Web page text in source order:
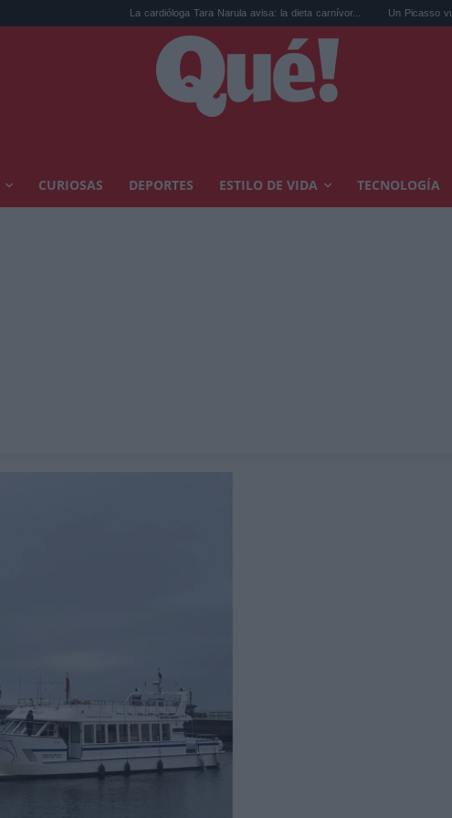
La cardióloga Tara Narula avisa: la dieta carnívor... Un Picasso vuelve al
CURIOSAS DEPORTES ESTILO DE VIDA TECNOLOGÍA